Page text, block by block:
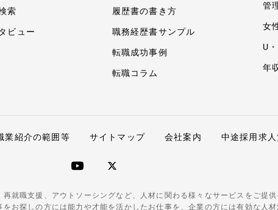
索
ビュー
履歴書の書き方
職務経歴書サンプル
転職成功事例
転職コラム
管
女
U
年
業紹介の範囲等 サイトマップ 会社案内 中途採用求
就職支援、アウトソーシングなど、人材に関わる様々なサービスをご提供
お探しの方には能力や才能を活かしたお仕事を、企業の方には有効な人材